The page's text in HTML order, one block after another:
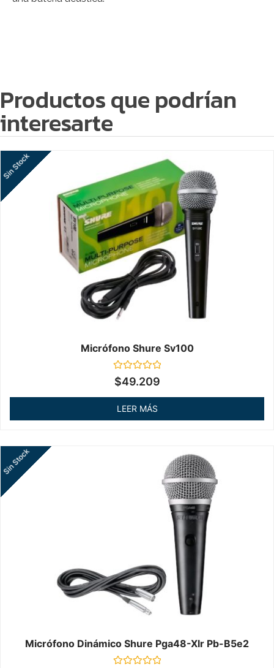
Productos que podrían
interesarte
Micrófono Shure Sv100
Valorado
en
de
Sin Stock
$49.209
LEER MÁS
Micrófono Dinámico Shure Pga48-Xlr Pb-B5e2
Sin Stock